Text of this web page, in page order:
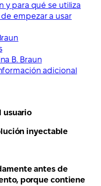
y para qué se utiliza
empezar a usar
B. Braun
adicional
usuario
inyectable
antes de
porque contiene